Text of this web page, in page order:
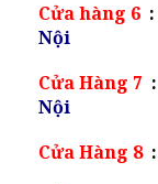
Cửa hàng 6 :
Nội
Cửa Hàng 7 :
Nội
Cửa Hàng 8 :